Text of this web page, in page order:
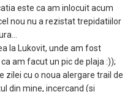
este ca am inlocuit acum
nou nu a rezistat trepidatiilor
la Lukovit, unde am fost
am facut un pic de plaja :));
cu o noua alergare trail de
din mine, incercand (si